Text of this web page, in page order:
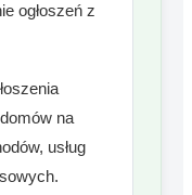
ogłoszeń z
na
usług